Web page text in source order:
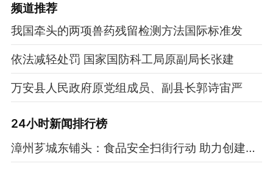
频道推荐
我国牵头的两项兽药残留检测方法国际标准发
依法减轻处罚 国家国防科工局原副局长张建
万安县人民政府原党组成员、副县长郭诗宙严
24小时新闻排行榜
漳州芗城东铺头：食品安全扫街行动 助力创建食安漳州